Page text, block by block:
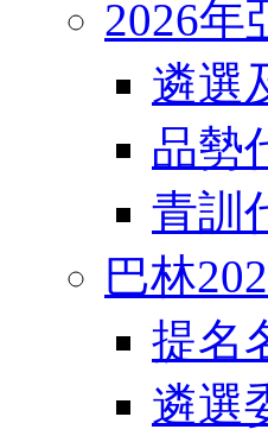
2026年
遴選
品勢
青訓
巴林
提名
遴選